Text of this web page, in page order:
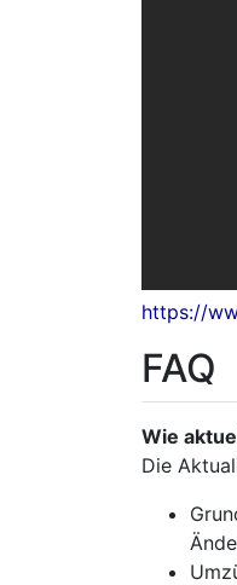
https://
FAQ
Wie
Die